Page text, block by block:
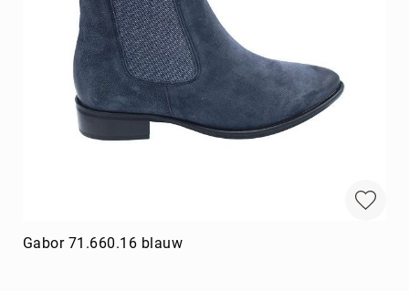
Gabor 71.660.16 blauw